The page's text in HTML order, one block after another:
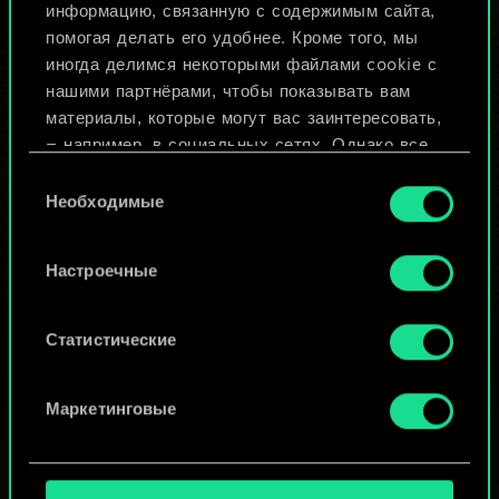
информацию, связанную с содержимым сайта,
помогая делать его удобнее. Кроме того, мы
иногда делимся некоторыми файлами cookie с
нашими партнёрами, чтобы показывать вам
материалы, которые могут вас заинтересовать,
— например, в социальных сетях. Однако все
разрешения.
Найти подробную информацию о том, как мы
используем ваши файлы cookie, и изменить
«Настройки» ниже.
согласия
Необходимые
Настроечные
Статистические
Маркетинговые
Назвать колоду и описать её
Изменить колоду
ИЛИ
Просмотреть колоды